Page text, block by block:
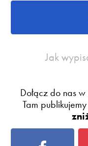
Jak
Dołącz do nas
Tam